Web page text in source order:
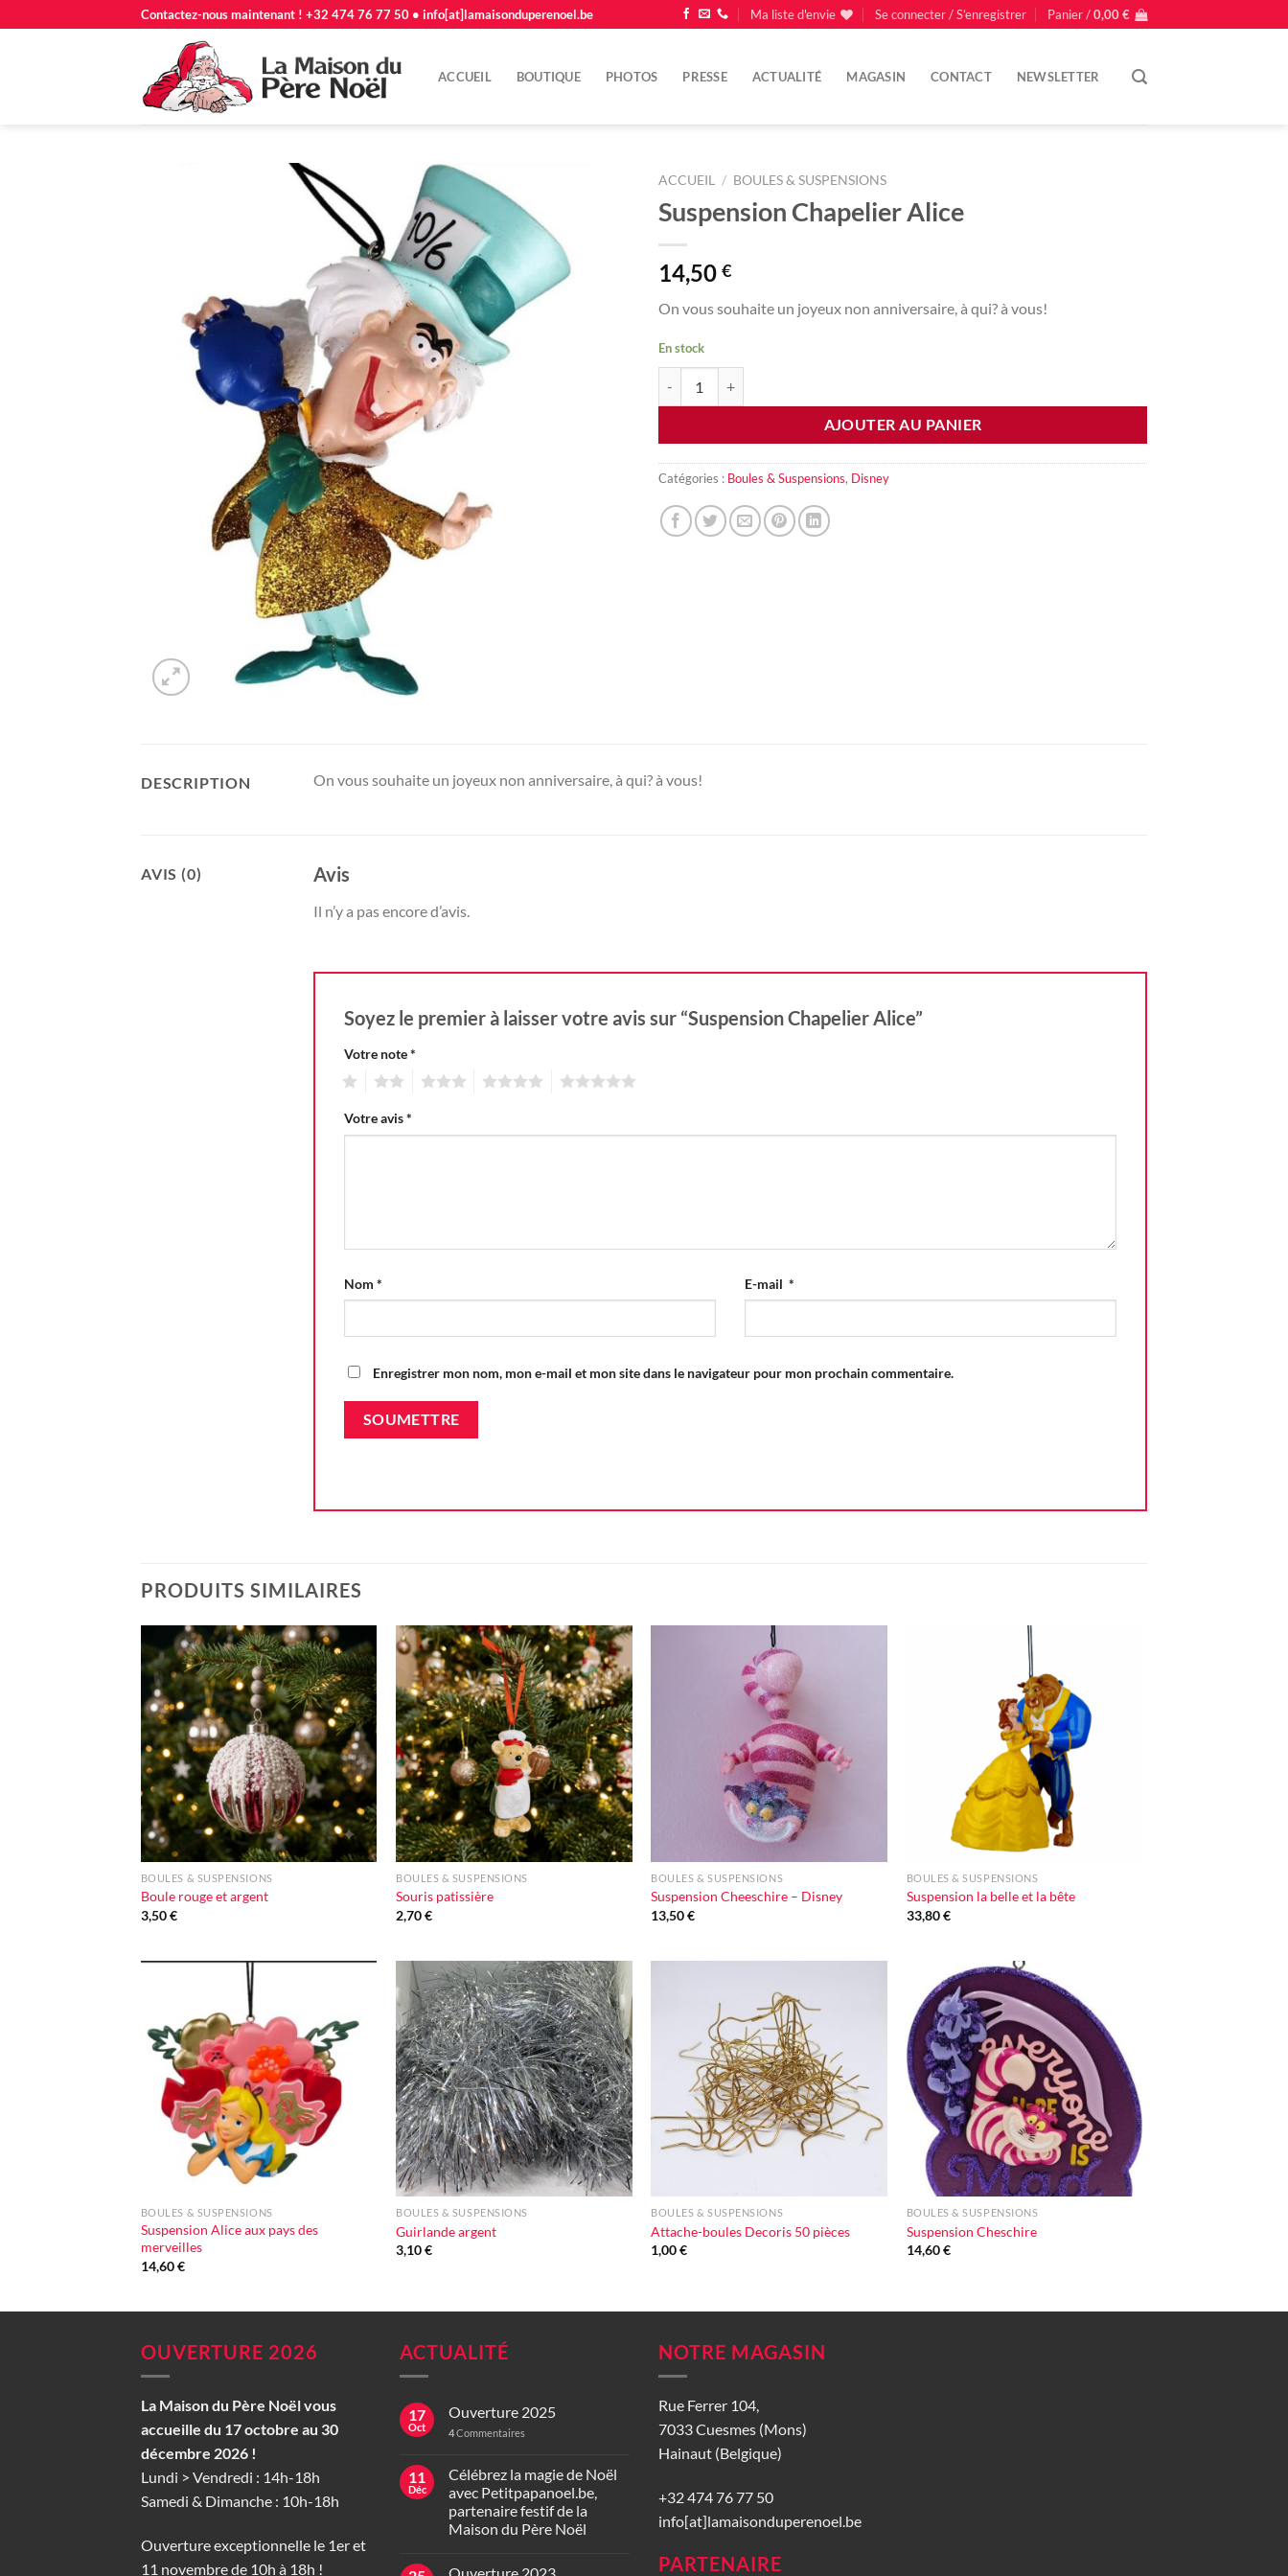
au
Contactez-nous maintenant ! +32 474 76 77 50 • info[at]lamaisonduperenoel.be Ma liste d'envie Se connecter / S’enregistrer Panier /0,00€
ACCUEIL BOUTIQUE PHOTOS PRESSE ACTUALITÉ MAGASIN CONTACT NEWSLETTER
ACCUEIL / BOULES & SUSPENSIONS
Suspension Chapelier Alice
14,50 €
On vous souhaite un joyeux non anniversaire, à qui? à vous!
En stock
AJOUTER AU PANIER
Catégories : Boules & Suspensions, Disney
DESCRIPTION On vous souhaite un joyeux non anniversaire, à qui? à vous!
AVIS (0) Avis
Il n’y a pas encore d’avis.
Soyez le premier à laisser votre avis sur “Suspension Chapelier Alice”
Votre note*
Votre avis*
Nom * E-mail *
Enregistrer mon nom, mon e-mail et mon site dans le navigateur pour mon prochain commentaire.
PRODUITS SIMILAIRES
Ajouter
à la liste
d'envie
+
BOULES & SUSPENSIONS
Boule rouge et argent
3,50€
Ajouter
à la liste
d'envie
+
BOULES & SUSPENSIONS
Souris patissière
2,70€
BOULES & SUSPENSIONS
Suspension Cheeschire – Disney
13,50€
BOULES & SUSPENSIONS
Suspension la belle et la bête
33,80€
à la liste
d'envie
BOULES & SUSPENSIONS
Suspension Alice aux pays des
merveilles
14,60€
Ajouter
à la liste
d'envie
+
BOULES & SUSPENSIONS
Guirlande argent
3,10€
BOULES & SUSPENSIONS
Attache-boules Decoris 50 pièces
1,00€
Ajouter
à la liste
d'envie
+
BOULES & SUSPENSIONS
Suspension Cheschire
14,60€
OUVERTURE 2026
La Maison du Père Noël vous
accueille du 17 octobre au 30
décembre 2026 !
Lundi > Vendredi : 14h-18h
Samedi & Dimanche : 10h-18h
Ouverture exceptionnelle le 1er et
11 novembre de 10h à 18h !
ACTUALITÉ
17
Oct
Ouverture 2025
4Commentaires
11
Déc
Célébrez la magie de Noël
avec Petitpapanoel.be,
partenaire festif de la
Maison du Père Noël
NOTRE MAGASIN
Rue Ferrer 104,
7033 Cuesmes (Mons)
Hainaut (Belgique)
+32 474 76 77 50
info[at]lamaisonduperenoel.be
PARTENAIRE